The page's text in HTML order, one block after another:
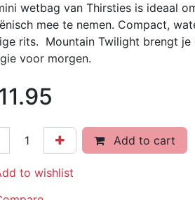
wetbag van Thirsties is ideaal
mee te nemen. Compact,
rits. Mountain Twilight brengt je
voor morgen.
Add to cart
to wishlist